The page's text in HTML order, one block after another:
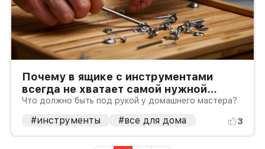
Почему в ящике с инструментами
всегда не хватает самой нужной
отвертки?
Что должно быть под рукой у домашнего мастера?
#инструменты #все для дома 3